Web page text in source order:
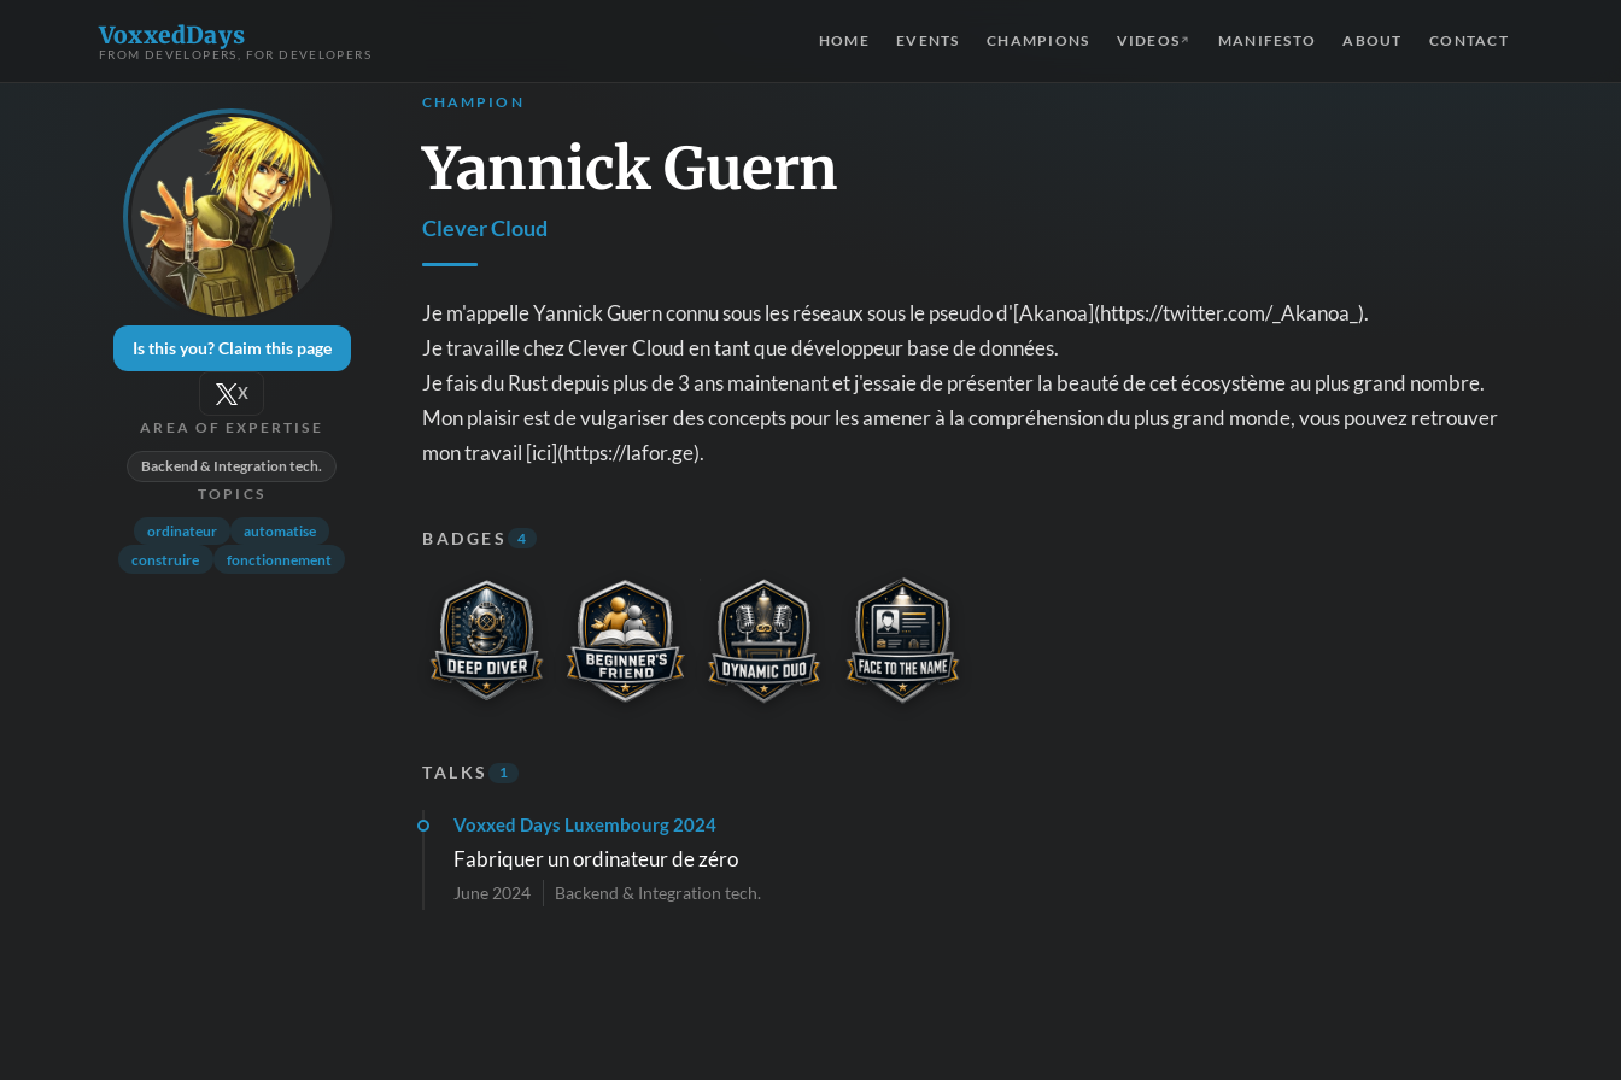
VoxxedDays
FROM DEVELOPERS, FOR DEVELOPERS
HOME EVENTS CHAMPIONS VIDEOS ↗ MANIFESTO ABOUT CONTACT
Is this you? Claim this page
X
AREA OF EXPERTISE
Backend & Integration tech.
TOPICS
ordinateur
automatise
construire
fonctionnement
CHAMPION
Yannick Guern
Clever Cloud
Je m'appelle Yannick Guern connu sous les réseaux sous le pseudo d'[Akanoa](https://twitter.com/_Akanoa_).
Je travaille chez Clever Cloud en tant que développeur base de données.
Je fais du Rust depuis plus de 3 ans maintenant et j'essaie de présenter la beauté de cet écosystème au plus grand nombre.
Mon plaisir est de vulgariser des concepts pour les amener à la compréhension du plus grand monde, vous pouvez retrouver
mon travail [ici](https://lafor.ge).
BADGES 4
TALKS 1
Voxxed Days Luxembourg 2024
Fabriquer un ordinateur de zéro
June 2024 Backend & Integration tech.